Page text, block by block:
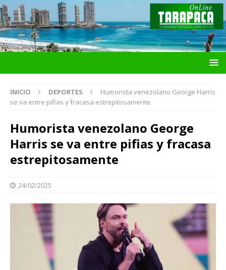
INICIO DEPORTES
Humorista venezolano George Harris
se va entre pifias y fracasa estrepitosamente
Humorista venezolano George
Harris se va entre pifias y fracasa
estrepitosamente
24/02/2025